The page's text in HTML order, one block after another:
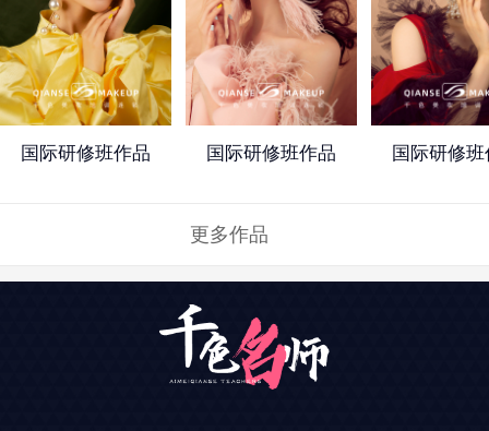
国际研修班作品 国际研修班作品 国际研修
更多作品